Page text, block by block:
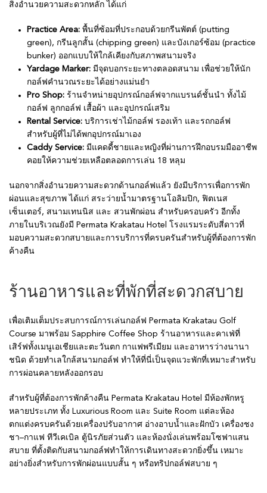
สิ่งอำนวยความสะดวกหลัก ได้แก่
Practice Area: พื้นที่ซ้อมที่ประกอบด้วยกรีนพัตต์ (putting
green), กรีนลูกสั้น (chipping green) และบังเกอร์ซ้อม (practice
bunker) ออกแบบให้ใกล้เคียงกับสภาพสนามจริง
Yardage Marker: มีจุดบอกระยะทางตลอดสนาม เพื่อช่วยให้นัก
กอล์ฟคำนวณระยะได้อย่างแม่นยำ
Pro Shop: ร้านจำหน่ายอุปกรณ์กอล์ฟจากแบรนด์ชั้นนำ ทั้งไม้
กอล์ฟ ลูกกอล์ฟ เสื้อผ้า และอุปกรณ์เสริม
Rental Service: บริการเช่าไม้กอล์ฟ รองเท้า และรถกอล์ฟ
สำหรับผู้ที่ไม่ได้พกอุปกรณ์มาเอง
Caddy Service: มีแคดดี้ชายและหญิงที่ผ่านการฝึกอบรมมืออาชีพ
คอยให้ความช่วยเหลือตลอดการเล่น 18 หลุม
นอกจากสิ่งอำนวยความสะดวกด้านกอล์ฟแล้ว ยังมีบริการเพื่อการพัก
ผ่อนและสุขภาพ ได้แก่ สระว่ายน้ำมาตรฐานโอลิมปิก, ฟิตเนส
เซ็นเตอร์, สนามเทนนิส และ สวนพักผ่อน สำหรับครอบครัว อีกทั้ง
ภายในบริเวณยังมี Permata Krakatau Hotel โรงแรมระดับสี่ดาวที่
มอบความสะดวกสบายและการบริการที่ครบครันสำหรับผู้ที่ต้องการพัก
ค้างคืน
ร้านอาหารและที่พักที่สะดวกสบาย
เพื่อเติมเต็มประสบการณ์การเล่นกอล์ฟ Permata Krakatau Golf
Course มาพร้อม Sapphire Coffee Shop ร้านอาหารและคาเฟ่ที่
เสิร์ฟทั้งเมนูเอเชียและตะวันตก กาแฟพรีเมียม และอาหารว่างนานา
ชนิด ด้วยทำเลใกล้สนามกอล์ฟ ทำให้ที่นี่เป็นจุดแวะพักที่เหมาะสำหรับ
การผ่อนคลายหลังออกรอบ
สำหรับผู้ที่ต้องการพักค้างคืน Permata Krakatau Hotel มีห้องพักหรู
หลายประเภท ทั้ง Luxurious Room และ Suite Room แต่ละห้อง
ตกแต่งครบครันด้วยเครื่องปรับอากาศ อ่างอาบน้ำและฝักบัว เครื่องชง
ชา–กาแฟ ทีวีเคเบิล ตู้นิรภัยส่วนตัว และห้องนั่งเล่นพร้อมโซฟาแสน
สบาย ที่ตั้งติดกับสนามกอล์ฟทำให้การเดินทางสะดวกยิ่งขึ้น เหมาะ
อย่างยิ่งสำหรับการพักผ่อนแบบสั้น ๆ หรือทริปกอล์ฟสบาย ๆ